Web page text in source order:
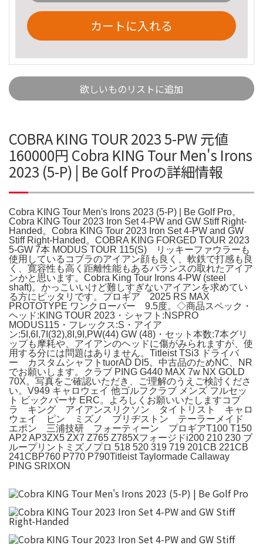
カートに入れる
欲しいものリストに追加
COBRA KING TOUR 2023 5-PW 元値
160000円 Cobra KING Tour Men's Irons
2023 (5-P) | Be Golf Proの詳細情報
Cobra KING Tour Men's Irons 2023 (5-P) | Be Golf Pro。
Cobra KING Tour 2023 Iron Set 4-PW and GW Stiff Right-
Handed。Cobra KING Tour 2023 Iron Set 4-PW and GW
Stiff Right-Handed。COBRA KING FORGED TOUR 2023
5-GW 7本 MODUS TOUR 115(S) リッキーファウラーも
使用しているコブラのアイアン顔も良く、軟鉄で打感も良
く、寛容性も高く距離性能もあるバランスの取れたアイア
ンかと思います。Cobra King Tour Irons 4-PW (steel
shaft)。かっこいいけど難しすぎないアイアンを求めてい
る方にピッタリです。プロギア 2025 RS MAX
PROTOTYPE ワンクローバー 9.5度。◇商品スペック・
ヘッド:KING TOUR 2023・シャフト:NSPRO
MODUS115・フレックス:S・アイア
ン:5I,6I,7I(32),8I,9I,PW(44) GW (48)・セット本数:7本グリ
ップも摩耗や、アイアンのヘッドに傷がみられますが、使
用する分には問題はありません。Titleist TSi3 ドライバ
ー カスタムシャフトtuorAD DI5。中古品のためNC、NR
でお願いします。クラブ PING G440 MAX 7w NX GOLD
70X。写真をご確認いただき、ご理解のうえご検討くださ
い。V949 キャロウェイ 他ゴルフクラブ メンズ フルセッ
ト ビックバーサ ERC。よろしくお願いいたしますコブ
ラ キング アイアンスリクソン タイトリスト キャロ
ウェイ ピン ミズノ ブリヂストン テーラーメイド
エポン 三浦技研 フォーティーン プロギアT100 T150
AP2 AP3ZX5 ZX7 Z765 Z785Xフォージドi200 210 230 ブ
ループリントミズノプロ 518 520 319 719 201CB 221CB
241CBP760 P770 P790Titleist Taylormade Callaway
PING SRIXON